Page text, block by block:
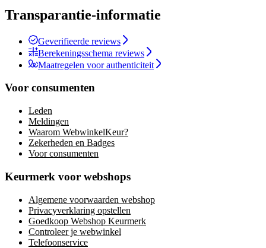
Transparantie-informatie
Geverifieerde reviews
Berekeningsschema reviews
Maatregelen voor authenticiteit
Voor consumenten
Leden
Meldingen
Waarom WebwinkelKeur?
Zekerheden en Badges
Voor consumenten
Keurmerk voor webshops
Algemene voorwaarden webshop
Privacyverklaring opstellen
Goedkoop Webshop Keurmerk
Controleer je webwinkel
Telefoonservice